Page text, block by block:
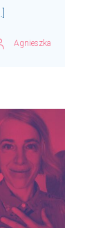
Agnieszka